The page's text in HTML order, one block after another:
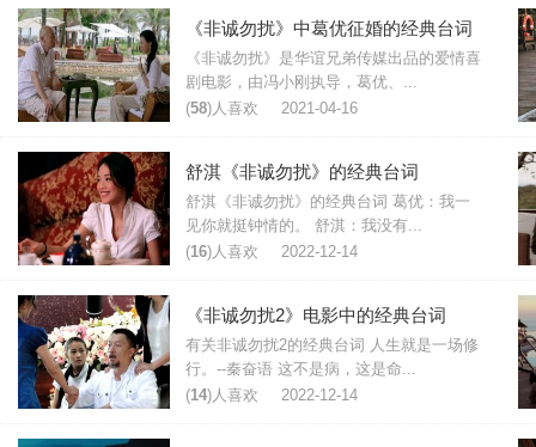
《非诚勿扰》中葛优征婚的经典台词
《非诚勿扰》是华谊兄弟传媒出品的爱情喜
剧电影，由冯小刚执导，葛优、...
(58)人喜欢 2021-04-16
舒淇《非诚勿扰》的经典台词
舒淇《非诚勿扰》的经典台词 葛优：我一
见你就挺钟情的。 舒淇：我没有...
(16)人喜欢 2022-12-14
《非诚勿扰2》电影中的经典台词
有关非诚勿扰2的经典台词 人生就是一场修
行。--秦奋语 这不是病，这是命...
(14)人喜欢 2022-12-14